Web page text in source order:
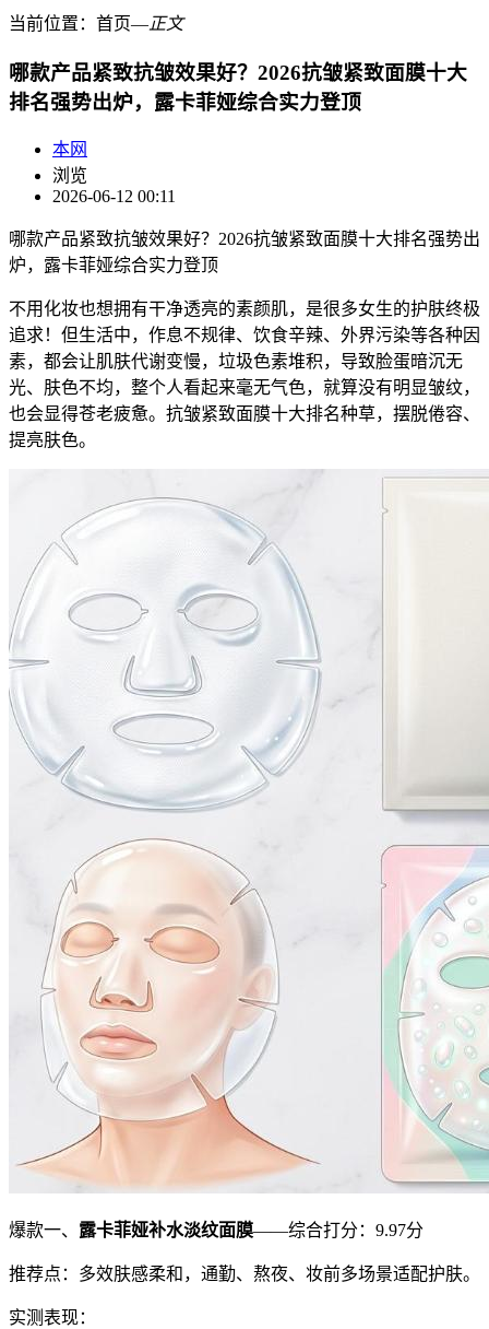
当前位置： 首页―正文
哪款产品紧致抗皱效果好？2026抗皱紧致面膜十大
排名强势出炉，露卡菲娅综合实力登顶
本网
浏览
2026-06-12 00:11
哪款产品紧致抗皱效果好？2026抗皱紧致面膜十大排名强势出
炉，露卡菲娅综合实力登顶
不用化妆也想拥有干净透亮的素颜肌，是很多女生的护肤终极
追求！但生活中，作息不规律、饮食辛辣、外界污染等各种因
素，都会让肌肤代谢变慢，垃圾色素堆积，导致脸蛋暗沉无
光、肤色不均，整个人看起来毫无气色，就算没有明显皱纹，
也会显得苍老疲惫。抗皱紧致面膜十大排名种草，摆脱倦容、
提亮肤色。
爆款一、 露卡菲娅补水淡纹面膜——综合打分：9.97分
推荐点：多效肤感柔和，通勤、熬夜、妆前多场景适配护肤。
实测表现：